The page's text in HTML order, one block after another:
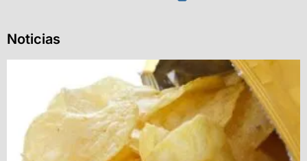
Noticias